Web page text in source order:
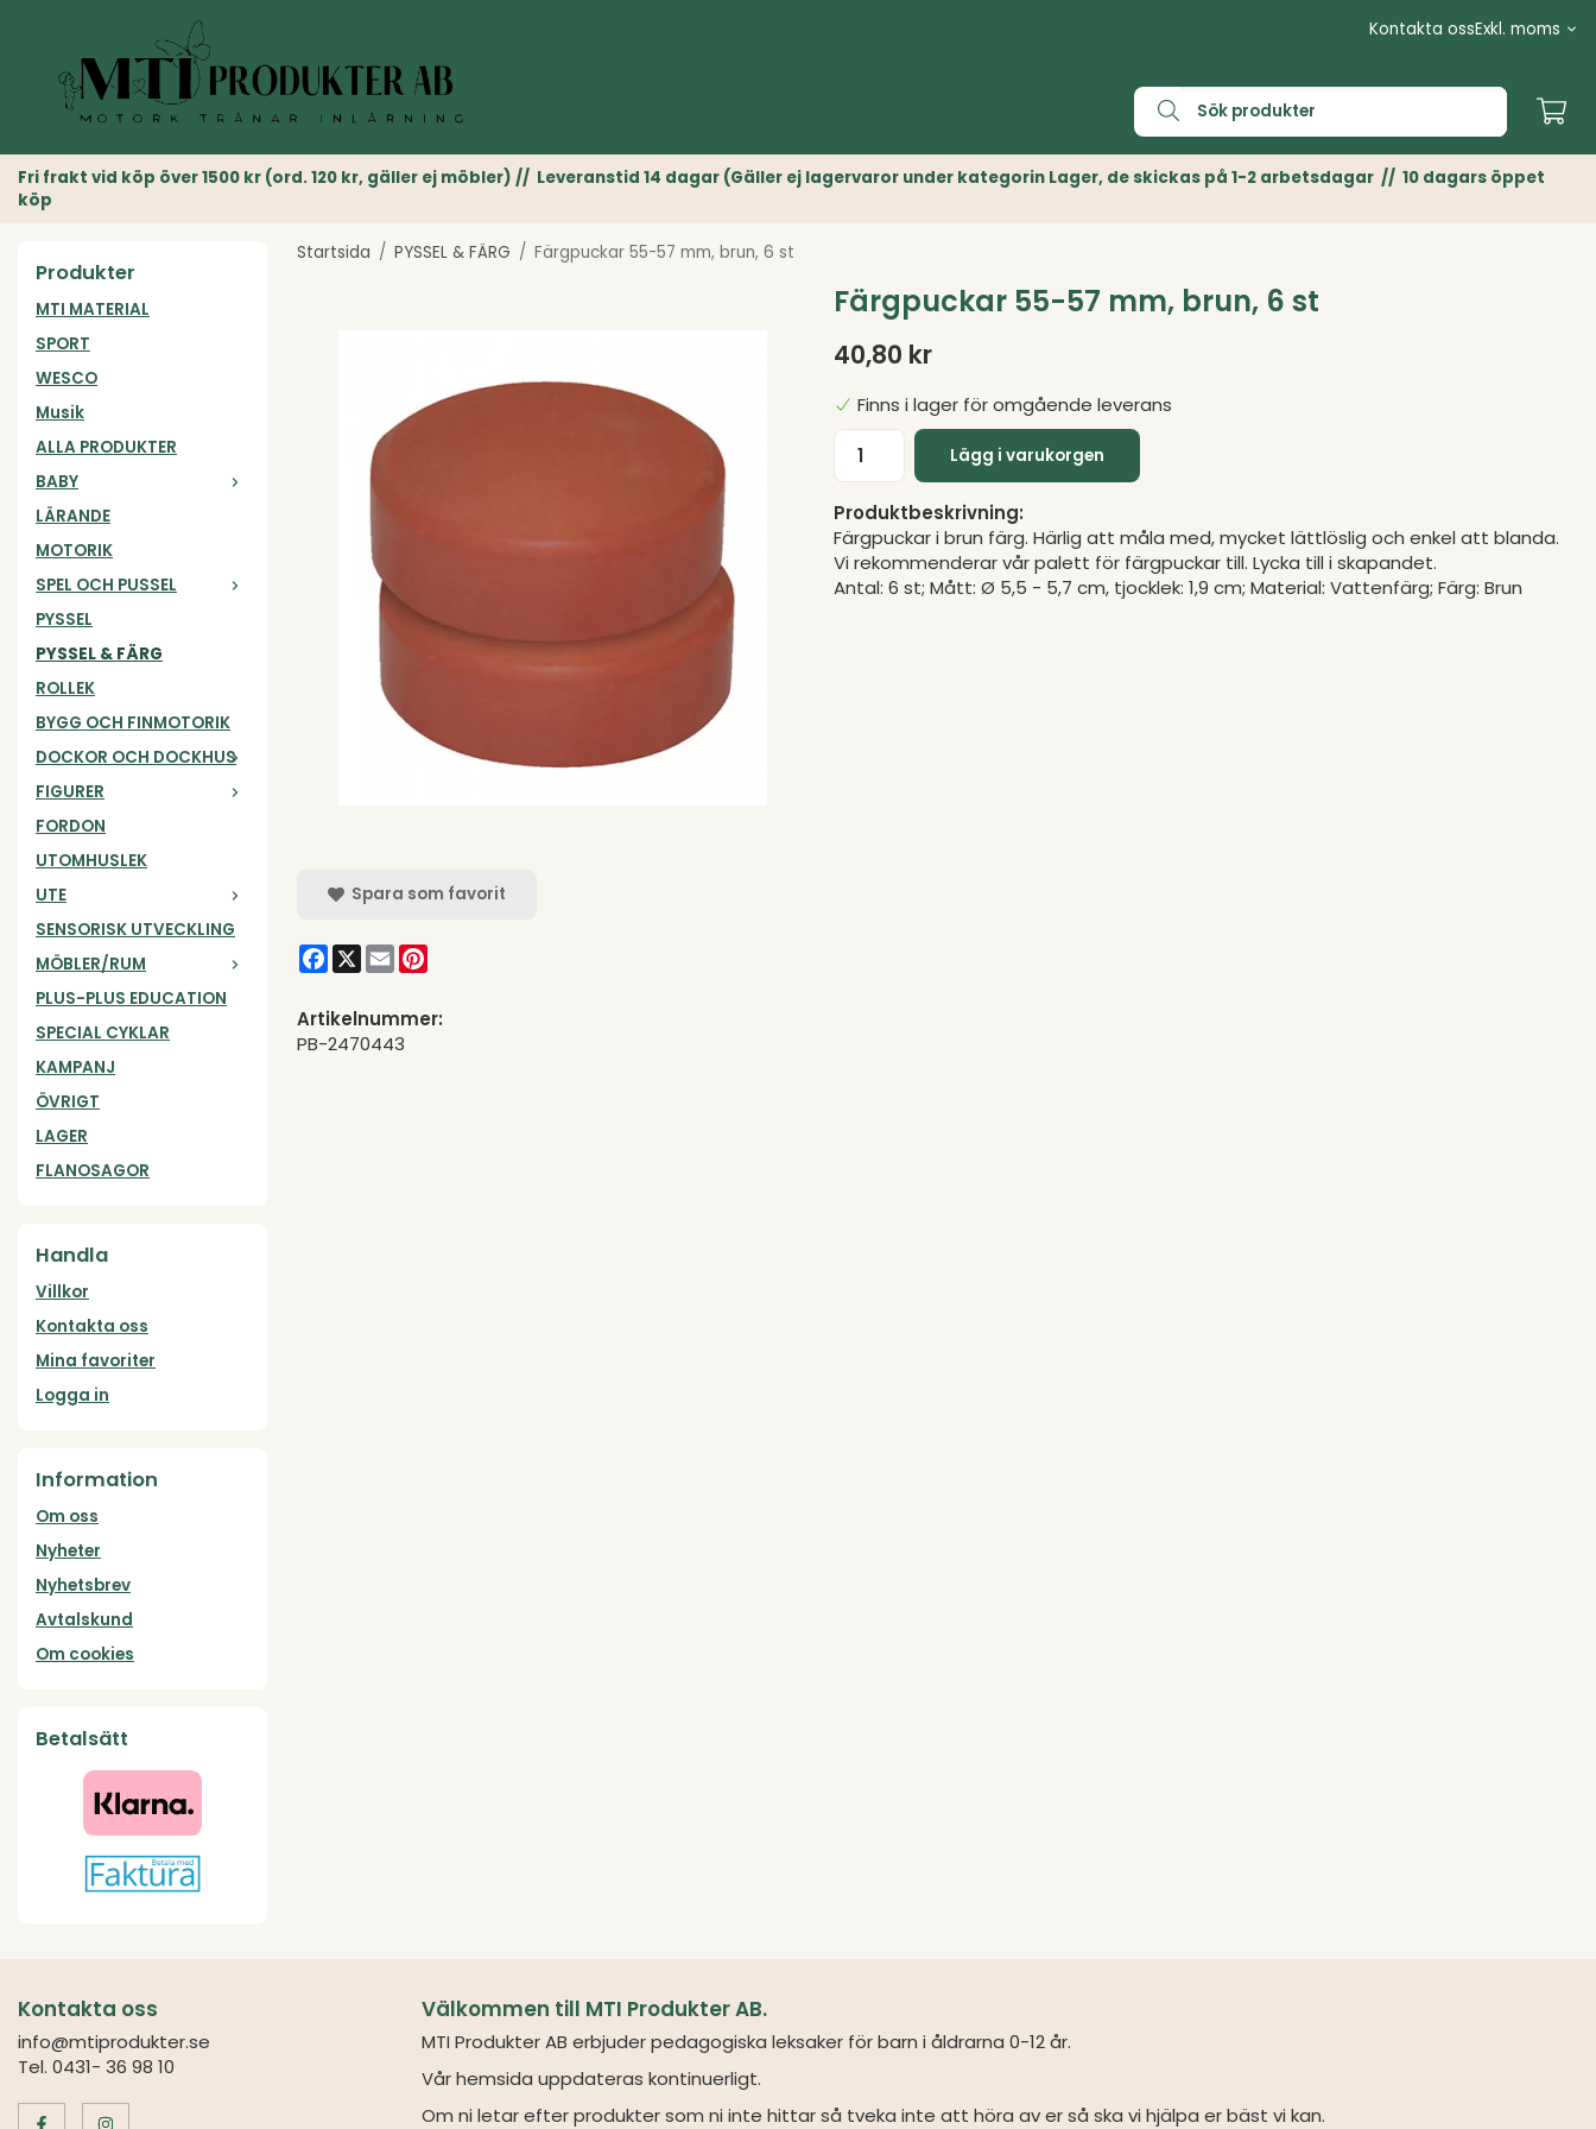
Kontakta oss
Fri frakt vid köp över 1500 kr (ord. 120 kr, gäller ej möbler) // Leveranstid 14 dagar (Gäller ej lagervaror under kategorin Lager, de skickas på 1-2 arbetsdagar // 10 dagars öppet
köp
Produkter
MTI MATERIAL
SPORT
WESCO
Musik
ALLA PRODUKTER
BABY
LÄRANDE
MOTORIK
SPEL OCH PUSSEL
PYSSEL
PYSSEL & FÄRG
ROLLEK
BYGG OCH FINMOTORIK
DOCKOR OCH DOCKHUS
FIGURER
FORDON
UTOMHUSLEK
UTE
SENSORISK UTVECKLING
MÖBLER/RUM
PLUS-PLUS EDUCATION
SPECIAL CYKLAR
KAMPANJ
ÖVRIGT
LAGER
FLANOSAGOR
Handla
Villkor
Kontakta oss
Mina favoriter
Logga in
Information
Om oss
Nyheter
Nyhetsbrev
Avtalskund
Om cookies
Betalsätt
Startsida / PYSSEL & FÄRG / Färgpuckar 55-57 mm, brun, 6 st
Färgpuckar 55-57 mm, brun, 6 st
40,80 kr
Finns i lager för omgående leverans
Lägg i varukorgen
Produktbeskrivning:
Färgpuckar i brun färg. Härlig att måla med, mycket lättlöslig och enkel att blanda.
Vi rekommenderar vår palett för färgpuckar till. Lycka till i skapandet.
Antal: 6 st; Mått: Ø 5,5 - 5,7 cm, tjocklek: 1,9 cm; Material: Vattenfärg; Färg: Brun
Spara som favorit
Facebook
X Email
Artikelnummer:
PB-2470443
Kontakta oss
info@mtiprodukter.se
Tel. 0431- 36 98 10
Välkommen till MTI Produkter AB.
MTI Produkter AB erbjuder pedagogiska leksaker för barn i åldrarna 0-12 år.
Vår hemsida uppdateras kontinuerligt.
Om ni letar efter produkter som ni inte hittar så tveka inte att höra av er så ska vi hjälpa er bäst vi kan.